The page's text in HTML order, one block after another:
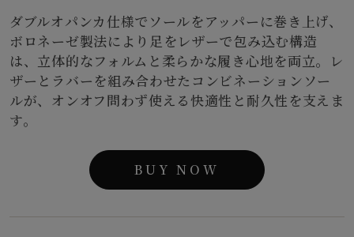
ダブルオパンカ仕様でソールをアッパーに巻き上げ、
ボロネーゼ製法により足をレザーで包み込む構造
は、立体的なフォルムと柔らかな履き心地を両立。レ
ザーとラバーを組み合わせたコンビネーションソー
ルが、オンオフ問わず使える快適性と耐久性を支えま
す。
BUY NOW